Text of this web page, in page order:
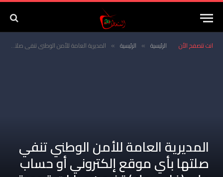
انت تتصفح الأن الرئيسية » الرئيسية » المديرية العامة للأمن الوطني تنفي صلتها بأي موقع إلكتروني أو حساب على (فايسبوك) تضمن عبارات قدحية أو ازدرائية في حق أبناء منطقة الريف
المديرية العامة للأمن الوطني تنفي
صلتها بأي موقع إلكتروني أو حساب